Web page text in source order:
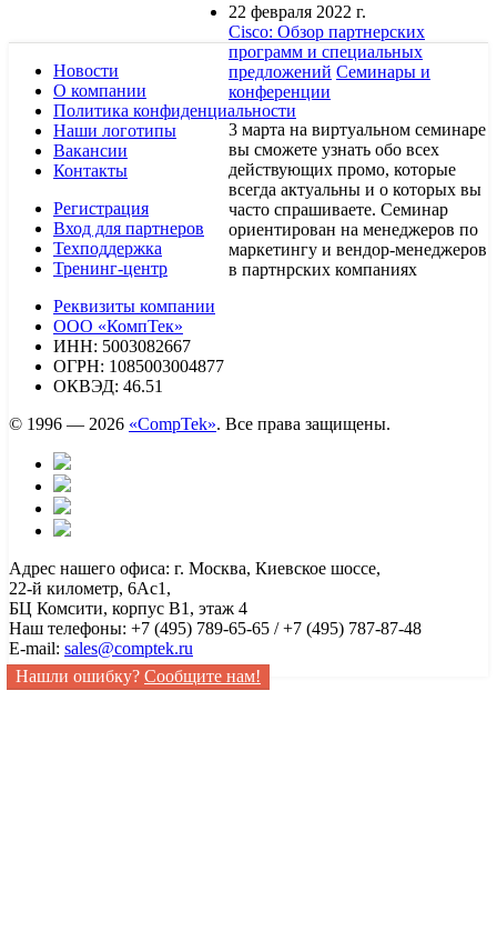
22 февраля 2022 г.
Cisco: Обзор партнерских
программ и специальных
предложений Семинары и
конференции
3 марта на виртуальном семинаре
вы сможете узнать обо всех
действующих промо, которые
всегда актуальны и о которых вы
часто спрашиваете. Семинар
ориентирован на менеджеров по
маркетингу и вендор-менеджеров
в партнрских компаниях
Новости
О компании
Политика конфиденциальности
Наши логотипы
Вакансии
Контакты
Регистрация
Вход для партнеров
Техподдержка
Тренинг-центр
Реквизиты компании
ООО «КомпТек»
ИНН: 5003082667
ОГРН: 1085003004877
ОКВЭД: 46.51
© 1996 — 2026 «CompTek». Все права защищены.
Адрес нашего офиса: г. Москва, Киевское шоссе,
22-й километр, 6Ас1,
БЦ Комсити, корпус B1, этаж 4
Наш телефоны: +7 (495) 789-65-65 / +7 (495) 787-87-48
E-mail: sales@comptek.ru
Нашли ошибку? Сообщите нам!